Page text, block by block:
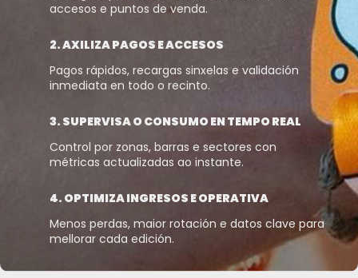
accesos e puntos de venda.
2. AXILIZA PAGOS E ACCESOS
Pagos rápidos, recargas sinxelas e validación
inmediata en todo o recinto.
3. SUPERVISA O CONSUMO EN TEMPO REAL
Control por zonas, barras e sectores con
métricas actualizadas ao instante.
4. OPTIMIZA INGRESOS E OPERATIVA
Menos perdas, maior rotación e datos clave para
mellorar cada edición.